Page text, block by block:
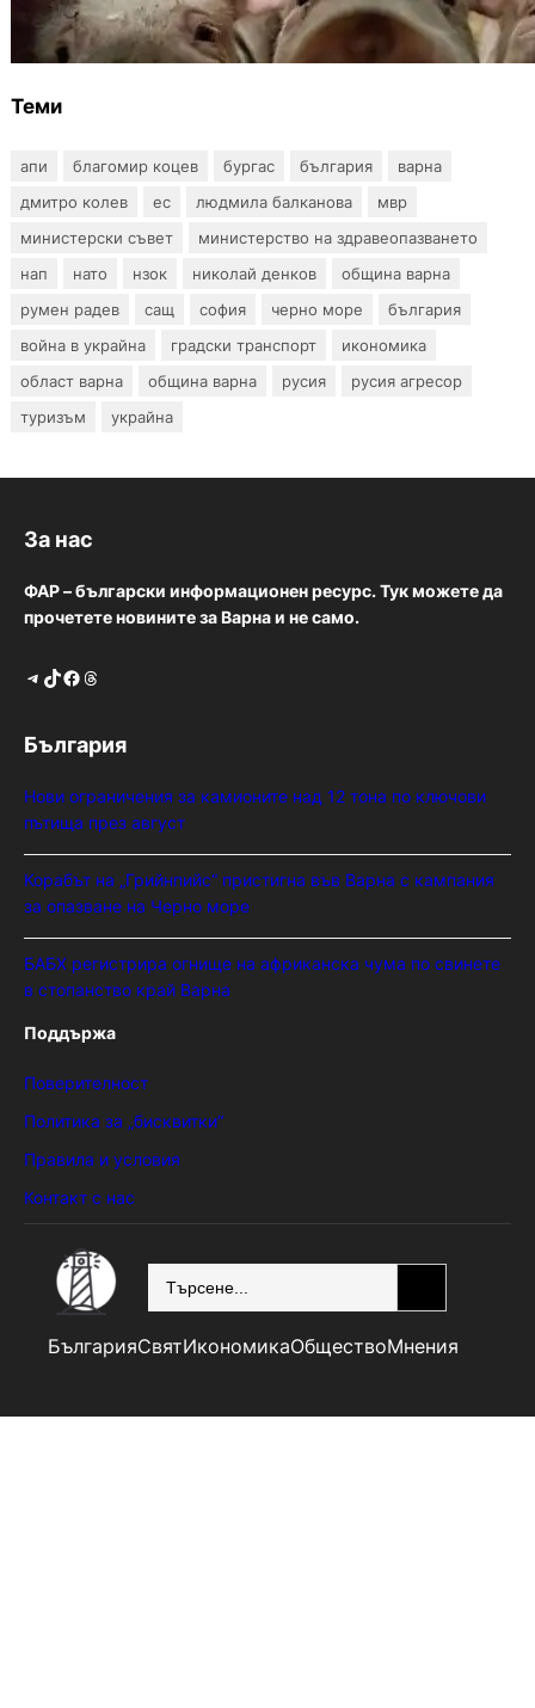
чума по свинете в стопанство край Варна
Теми
апи благомир коцев бургас българия
варна
дмитро колев
ес людмила балканова
мвр
министерски съвет
министерство на здравеопазването
нап
нато нзок николай денков
община варна
румен радев
сащ софия черно море
българия
война в украйна
градски транспорт
икономика
област варна
община варна русия
русия агресор
туризъм
украйна
За нас
ФАР – български информационен ресурс. Тук можете да
прочетете новините за Варна и не само.
Telegram TikTok Facebook Threads
България
Нови ограничения за камионите над 12 тона по ключови
пътища през август
Корабът на „Грийнпийс“ пристигна във Варна с кампания
за опазване на Черно море
БАБХ регистрира огнище на африканска чума по свинете
в стопанство край Варна
Поддържа
Поверителност
Политика за „бисквитки“
Правила и условия
Контакт с нас
БългарияСвятИкономикаОбществоМнения